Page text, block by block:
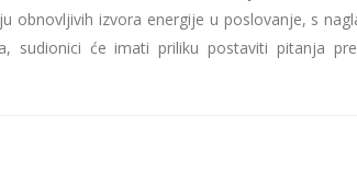
obnovljivih izvora energije u poslovanje, s
sudionici će imati priliku postaviti pitanja